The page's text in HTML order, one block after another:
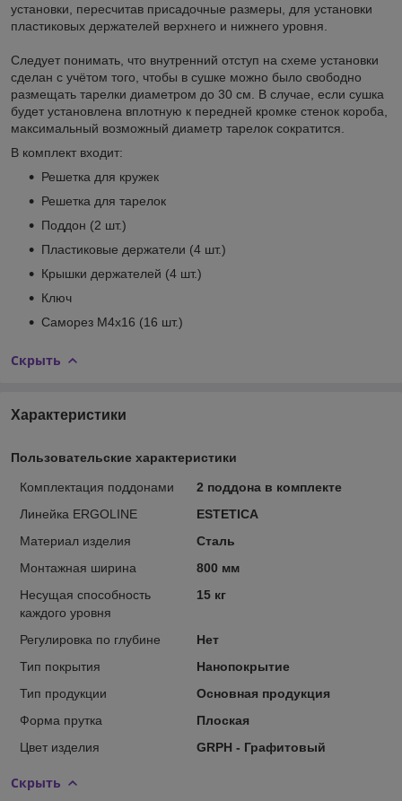
установки, пересчитав присадочные размеры, для установки
пластиковых держателей верхнего и нижнего уровня.
Следует понимать, что внутренний отступ на схеме установки
сделан с учётом того, чтобы в сушке можно было свободно
размещать тарелки диаметром до 30 см. В случае, если сушка
будет установлена вплотную к передней кромке стенок короба,
максимальный возможный диаметр тарелок сократится.
В комплект входит:
Решетка для кружек
Решетка для тарелок
Поддон (2 шт.)
Пластиковые держатели (4 шт.)
Крышки держателей (4 шт.)
Ключ
Саморез М4х16 (16 шт.)
Скрыть
Характеристики
Пользовательские характеристики
Комплектация поддонами
2 поддона в комплекте
Линейка ERGOLINE
ESTETICA
Материал изделия
Сталь
Монтажная ширина
800 мм
Несущая способность
каждого уровня
15 кг
Регулировка по глубине
Нет
Тип покрытия
Нанопокрытие
Тип продукции
Основная продукция
Форма прутка
Плоская
Цвет изделия
GRPH - Графитовый
Скрыть